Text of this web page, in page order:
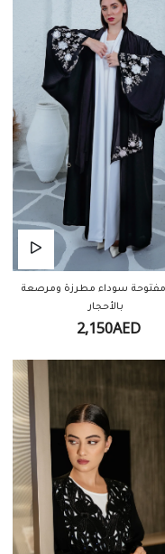
مفتوحة سوداء مطرزة ومرصعة
بالأحجار
2,150AED